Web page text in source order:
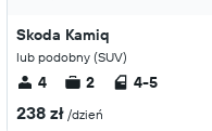
Skoda Kamiq
lub podobny (SUV)
4 2 4-5
238 zł /dzień